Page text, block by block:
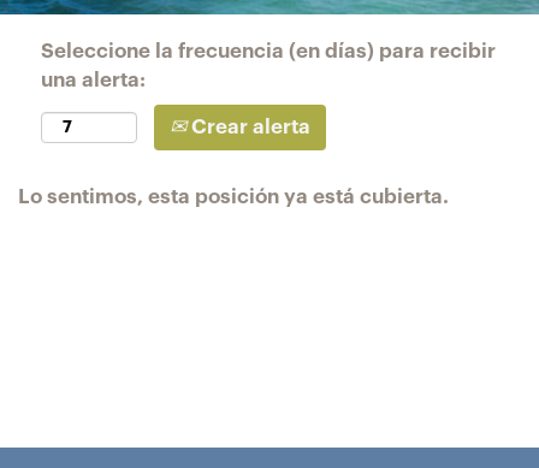
Seleccione la frecuencia (en días) para recibir
una alerta:
Crear alerta
Lo sentimos, esta posición ya está cubierta.